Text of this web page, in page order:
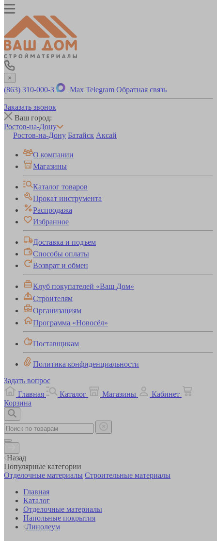
×
(863) 310-000-3 Max Telegram Обратная связь
Заказать звонок
Ваш город:
Ростов-на-Дону
Ростов-на-Дону Батайск Аксай
О компании
Магазины
Каталог товаров
Прокат инструмента
Распродажа
Избранное
Доставка и подъем
Способы оплаты
Возврат и обмен
Клуб покупателей «Ваш Дом»
Строителям
Организациям
Программа «Новосёл»
Поставщикам
Политика конфиденциальности
Задать вопрос
Главная
Каталог Магазины
Кабинет
Корзина
Назад
Популярные категории
Отделочные материалы Строительные материалы
Главная
Каталог
Отделочные материалы
Напольные покрытия
Линолеум